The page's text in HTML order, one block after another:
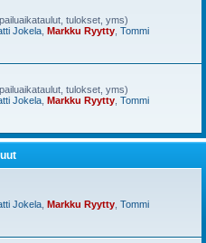
tulokset, yms)
Jokela Markku Ryytty Tommi
tulokset, yms)
Jokela Markku Ryytty Tommi
Jokela Markku Ryytty Tommi